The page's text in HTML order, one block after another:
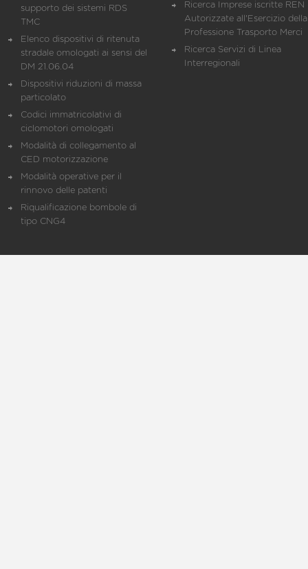
supporto dei sistemi RDS
TMC
Elenco dispositivi di ritenuta
stradale omologati ai sensi del
DM 21.06.04
Dispositivi riduzioni di massa
particolato
Codici immatricolativi di
ciclomotori omologati
Modalità di collegamento al
CED motorizzazione
Modalità operative per il
rinnovo delle patenti
Riqualificazione bombole di
tipo CNG4
Ricerca Imprese iscritte REN
Autorizzate all'Esercizio della
Professione Trasporto Merci
Ricerca Servizi di Linea
Interregionali